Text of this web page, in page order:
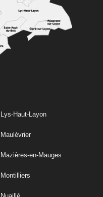
Lys-Haut-Layon
Maulévrier
Mazières-en-Mauges
Montilliers